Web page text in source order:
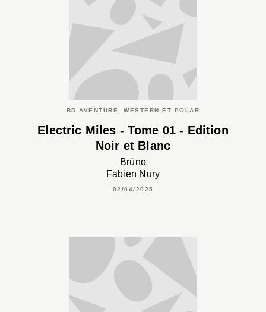
BD AVENTURE, WESTERN ET POLAR
Electric Miles - Tome 01 - Edition
Noir et Blanc
Brüno
Fabien Nury
02/04/2025